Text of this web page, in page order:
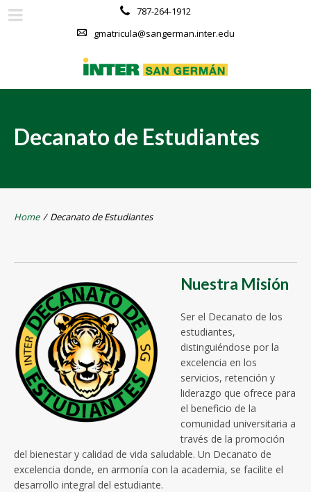
787-264-1912
gmatricula@sangerman.inter.edu
Decanato de Estudiantes
Home / Decanato de Estudiantes
Nuestra Misión
Ser el Decanato de los
estudiantes,
distinguiéndose por la
excelencia en los
servicios, retención y
liderazgo que ofrece para
el beneficio de la
comunidad universitaria a
través de la promoción
del bienestar y calidad de vida saludable. Un Decanato de
excelencia donde, en armonía con la academia, se facilite el
desarrollo integral del estudiante.